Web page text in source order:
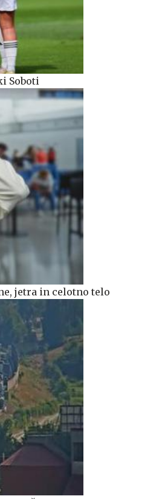
Soboti
jetra in celotno telo